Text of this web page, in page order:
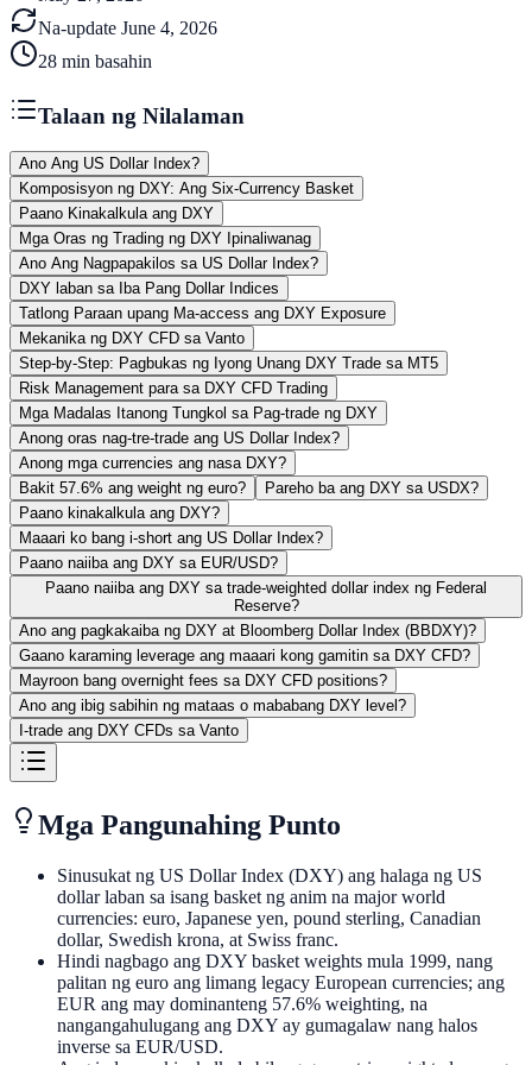
Na-update June 4, 2026
28 min basahin
Talaan ng Nilalaman
Ano Ang US Dollar Index?
Komposisyon ng DXY: Ang Six-Currency Basket
Paano Kinakalkula ang DXY
Mga Oras ng Trading ng DXY Ipinaliwanag
Ano Ang Nagpapakilos sa US Dollar Index?
DXY laban sa Iba Pang Dollar Indices
Tatlong Paraan upang Ma-access ang DXY Exposure
Mekanika ng DXY CFD sa Vanto
Step-by-Step: Pagbukas ng Iyong Unang DXY Trade sa MT5
Risk Management para sa DXY CFD Trading
Mga Madalas Itanong Tungkol sa Pag-trade ng DXY
Anong oras nag-tre-trade ang US Dollar Index?
Anong mga currencies ang nasa DXY?
Bakit 57.6% ang weight ng euro?
Pareho ba ang DXY sa USDX?
Paano kinakalkula ang DXY?
Maaari ko bang i-short ang US Dollar Index?
Paano naiiba ang DXY sa EUR/USD?
Paano naiiba ang DXY sa trade-weighted dollar index ng Federal
Reserve?
Ano ang pagkakaiba ng DXY at Bloomberg Dollar Index (BBDXY)?
Gaano karaming leverage ang maaari kong gamitin sa DXY CFD?
Mayroon bang overnight fees sa DXY CFD positions?
Ano ang ibig sabihin ng mataas o mababang DXY level?
I-trade ang DXY CFDs sa Vanto
Mga Pangunahing Punto
Sinusukat ng US Dollar Index (DXY) ang halaga ng US
dollar laban sa isang basket ng anim na major world
currencies: euro, Japanese yen, pound sterling, Canadian
dollar, Swedish krona, at Swiss franc.
Hindi nagbago ang DXY basket weights mula 1999, nang
palitan ng euro ang limang legacy European currencies; ang
EUR ang may dominanteng 57.6% weighting, na
nangangahulugang ang DXY ay gumagalaw nang halos
inverse sa EUR/USD.